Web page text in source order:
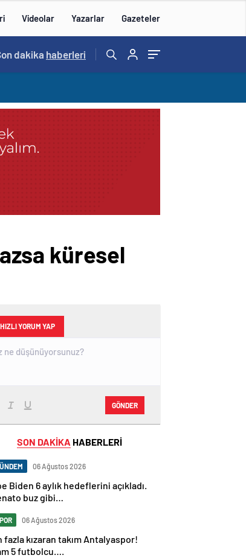
Videolar Yazarlar Gazeteler
/
dakika haberleri
küresel
HIZLI YORUM YAP
GÖNDER
SON DAKİKA HABERLERİ
06 Ağustos 2026
Biden 6 aylık hedeflerini açıkladı.
buz gibi…
06 Ağustos 2026
fazla kızaran takım Antalyaspor!
5 futbolcu….